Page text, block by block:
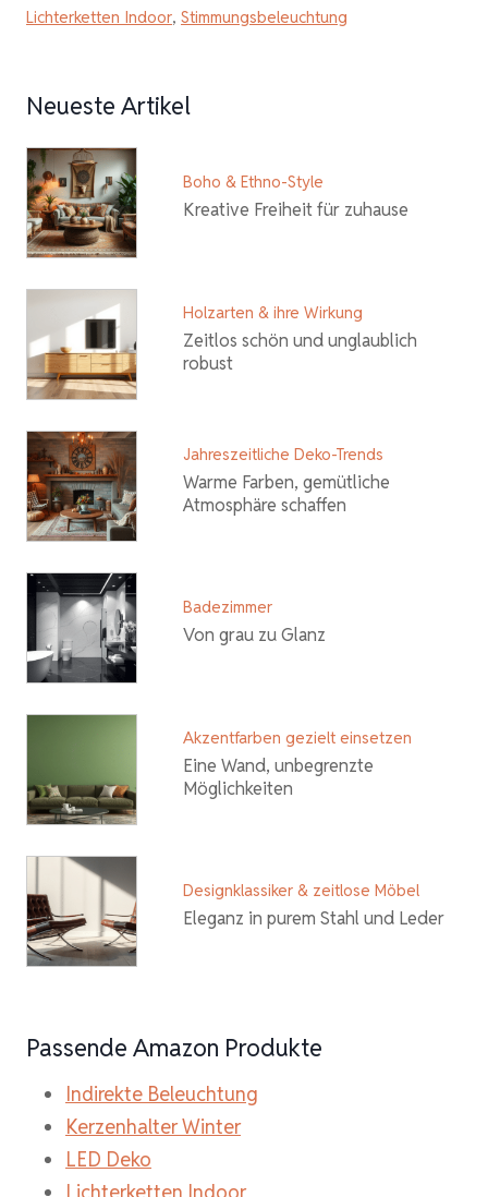
Lichterketten Indoor, Stimmungsbeleuchtung
Neueste Artikel
Boho & Ethno-Style
Kreative Freiheit für zuhause
Holzarten & ihre Wirkung
Zeitlos schön und unglaublich
robust
Jahreszeitliche Deko-Trends
Warme Farben, gemütliche
Atmosphäre schaffen
Badezimmer
Von grau zu Glanz
Akzentfarben gezielt einsetzen
Eine Wand, unbegrenzte
Möglichkeiten
Designklassiker & zeitlose Möbel
Eleganz in purem Stahl und Leder
Passende Amazon Produkte
Indirekte Beleuchtung
Kerzenhalter Winter
LED Deko
Lichterketten Indoor